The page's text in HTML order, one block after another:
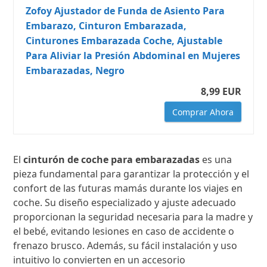
Zofoy Ajustador de Funda de Asiento Para
Embarazo, Cinturon Embarazada,
Cinturones Embarazada Coche, Ajustable
Para Aliviar la Presión Abdominal en Mujeres
Embarazadas, Negro
8,99 EUR
Comprar Ahora
Elcinturón de coche para embarazadas es una
pieza fundamental para garantizar la protección y el
confort de las futuras mamás durante los viajes en
coche. Su diseño especializado y ajuste adecuado
proporcionan la seguridad necesaria para la madre y
el bebé, evitando lesiones en caso de accidente o
frenazo brusco. Además, su fácil instalación y uso
intuitivo lo convierten en un accesorio